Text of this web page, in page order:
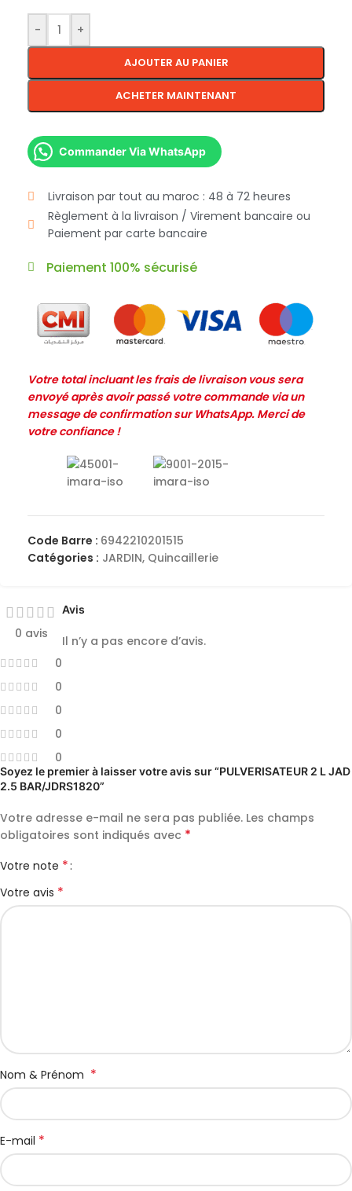
- +
AJOUTER AU PANIER
ACHETER MAINTENANT
Commander Via WhatsApp
Livraison par tout au maroc : 48 à 72 heures
Règlement à la livraison / Virement bancaire ou
Paiement par carte bancaire
Paiement 100% sécurisé
Votre total incluant les frais de livraison vous sera
envoyé après avoir passé votre commande via un
message de confirmation sur WhatsApp. Merci de
votre confiance !
Code Barre : 6942210201515
Catégories : JARDIN, Quincaillerie
0 avis
0
0
0
0
0
Avis
Il n’y a pas encore d’avis.
Soyez le premier à laisser votre avis sur “PULVERISATEUR 2 L JAD
2.5 BAR/JDRS1820”
Votre adresse e-mail ne sera pas publiée. Les champs
obligatoires sont indiqués avec *
Votre note *
Votre avis *
Nom & Prénom *
E-mail *